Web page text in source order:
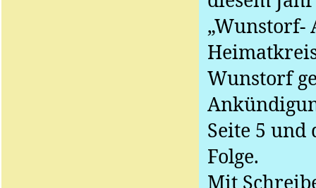
„Wunstorf-
Wunstorf
Seite 5
Folge.
Mit